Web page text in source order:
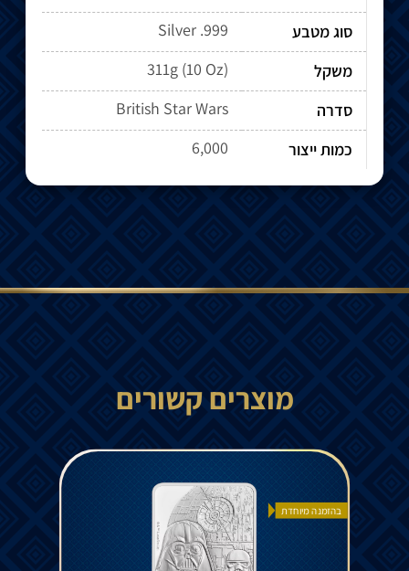
סוג מטבע
Silver .999
משקל
311g (10 Oz)
סדרה
British Star Wars
כמות ייצור
6,000
מוצרים קשורים
בהזמנה מיוחדת